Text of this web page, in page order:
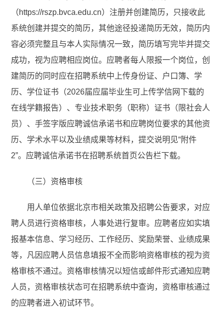
（https://rszp.bvca.edu.cn）注册并创建简历，只接收此
系统创建并提交的简历，其他途径投递简历无效，简历内
容必须完整且与本人实际情况一致，简历填写完毕并提交
成功，视为应聘相应岗位。应聘者每人限报一个岗位，创
建简历的同时应在招聘系统中上传身份证、户口簿、学
历、学位证书（2026届应届毕业生可上传学信网下载的
在线学籍报告）、专业技术职务（职称）证书（限社会人
员）、手签字版应聘诚信承诺书和应聘岗位要求的其他资
历、学术水平以及业绩成果等材料，提交说明见“附件
2”。应聘诚信承诺书在招聘系统首页公告栏下载。
（三）资格审核
用人单位依据北京市相关政策及招聘公告要求，对应
聘人员进行资格审核，人事处进行复审。应聘者应如实填
报基本信息、学习经历、工作经历、奖励荣誉、业绩成果
等，凡因应聘人员信息填报不全而影响资格审核的视为资
格审核不通过。资格审核情况以短信或邮件形式通知应聘
人员，资格审核状态可在招聘系统中查询，资格审核通过
的应聘者进入初试环节。